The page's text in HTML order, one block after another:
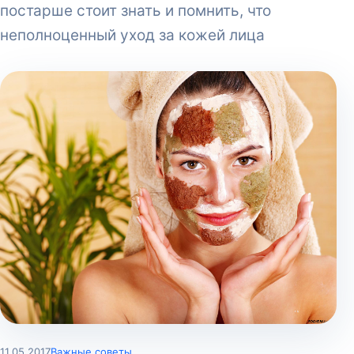
постарше стоит знать и помнить, что
неполноценный уход за кожей лица
11.05.2017Важные советы